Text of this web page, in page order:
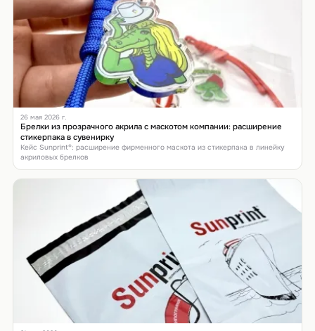
26 мая 2026 г.
Брелки из прозрачного акрила с маскотом компании: расширение
стикерпака в сувенирку
Кейс Sunprint®: расширение фирменного маскота из стикерпака в линейку
акриловых брелков